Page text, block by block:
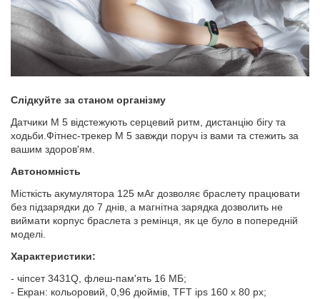
Слідкуйте за станом організму
Датчики M 5 відстежують серцевий ритм, дистанцію бігу та
ходьби.Фітнес-трекер М 5 завжди поруч із вами та стежить за
вашим здоров'ям.
Автономність
Місткість акумулятора 125 мАг дозволяє браслету працювати
без підзарядки до 7 днів, а магнітна зарядка дозволить не
виймати корпус браслета з ремінця, як це було в попередній
моделі.
Характеристики:
- чіпсет 3431Q, флеш-пам'ять 16 МБ;
- Екран: кольоровий, 0,96 дюймів, TFT ips 160 х 80 px;